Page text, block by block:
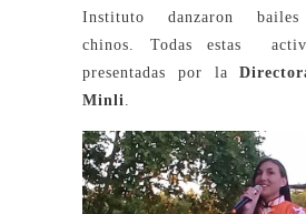
Instituto danzaron bailes
chinos. Todas estas
presentadas por laD
Minli.